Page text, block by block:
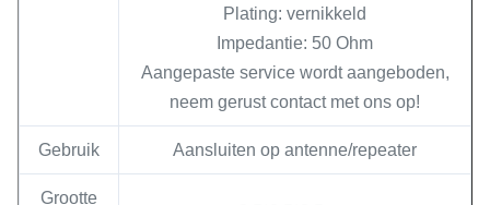
Plating: vernikkeld
Impedantie: 50 Ohm
Aangepaste service wordt aangeboden,
neem gerust contact met ons op!
Gebruik Aansluiten op antenne/repeater
Grootte